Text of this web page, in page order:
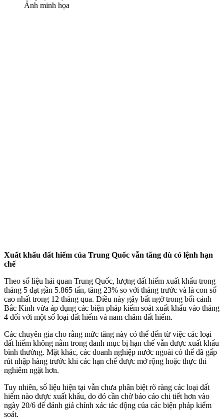
Ảnh minh họa
Xuất khẩu đất hiếm của Trung Quốc vẫn tăng dù có lệnh hạn
chế
Theo số liệu hải quan Trung Quốc, lượng đất hiếm xuất khẩu trong
tháng 5 đạt gần 5.865 tấn, tăng 23% so với tháng trước và là con số
cao nhất trong 12 tháng qua. Điều này gây bất ngờ trong bối cảnh
Bắc Kinh vừa áp dụng các biện pháp kiểm soát xuất khẩu vào tháng
4 đối với một số loại đất hiếm và nam châm đất hiếm.
Các chuyên gia cho rằng mức tăng này có thể đến từ việc các loại
đất hiếm không nằm trong danh mục bị hạn chế vẫn được xuất khẩu
bình thường. Mặt khác, các doanh nghiệp nước ngoài có thể đã gấp
rút nhập hàng trước khi các hạn chế được mở rộng hoặc thực thi
nghiêm ngặt hơn.
Tuy nhiên, số liệu hiện tại vẫn chưa phân biệt rõ ràng các loại đất
hiếm nào được xuất khẩu, do đó cần chờ báo cáo chi tiết hơn vào
ngày 20/6 để đánh giá chính xác tác động của các biện pháp kiểm
soát.